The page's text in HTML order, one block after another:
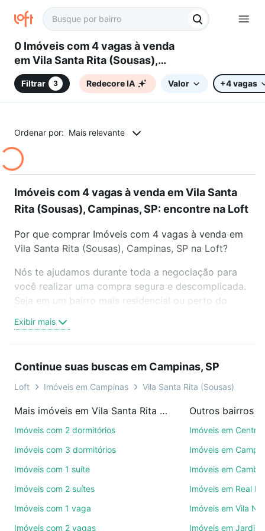
0 Imóveis com 4 vagas à venda
em Vila Santa Rita (Sousas),
Campinas, SP
Filtrar 3 Redecore IA Valor +4 vagas
Ordenar por: Mais relevante
Imóveis com 4 vagas à venda em Vila Santa
Rita (Sousas), Campinas, SP: encontre na Loft
Por que comprar Imóveis com 4 vagas à venda em
Vila Santa Rita (Sousas), Campinas, SP na Loft?
Nós te ajudamos durante toda a negociação para
você realizar uma compra segura e descomplicada.
Seja em um bairro mais residencial ou perto do
oferta ideal de Imóveis com 4 vagas à venda em
Vila Santa Rita (Sousas), Campinas, SP para
ou por videochamada, é grátis, sem compromisso e
você ainda conta com mais de 46 mil corretores e
de imóveis.
ruas, bairros e até condomínios favoritos. Você
também pode usar os filtros como quantidade de
quartos, suítes, com ou sem vaga de garagem para
Exibir mais
Continue suas buscas em Campinas, SP
Loft Imóveis em Campinas Vila Santa Rita (Sousas)
Mais imóveis em Vila Santa Rita (Sousas)
Imóveis com 2 dormitórios
Imóveis com 3 dormitórios
Imóveis com 1 suíte
Imóveis com 2 suítes
Imóveis com 1 vaga
Imóveis com 2 vagas
Outros bairros
Imóveis em Centro
Imóveis em
Imóveis em Cambuí
Imóveis em Real
Imóveis em Vila
Imóveis em Jardim